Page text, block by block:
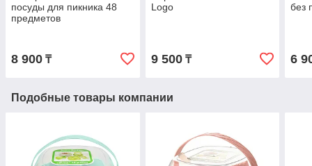
посуды для пикника 48
предметов
8 900 ₸
Logo
9 500₸
без
6
Подобные товары компании